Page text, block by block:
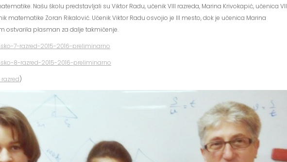
Našu školu predstavljali su Viktor Radu, učenik VIII razreda, Marina Krivokapić, učenica VII
matematike Zoran Rikalović. Učenik Viktor Radu osvojio je III mesto, dok je učenica Marina
ostvarila plasman za dalje takmičenje.
7-razred-2015-2016-preliminarno
8-razred-2015-2016-preliminarno
razred)